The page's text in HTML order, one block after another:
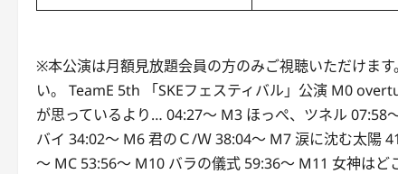
※本公演は月額見放題会員の方のみご視聴いただけま
い。 TeamE 5th 「SKEフェスティバル」公演 M0
が思っているより… 04:27～ M3 ほっぺ、ツネル 07:58
バイ 34:02～ M6 君のＣ/Ｗ 38:04～ M7 涙に沈む太陽
～ MC 53:56～ M10 バラの儀式 59:36～ M11 女神は